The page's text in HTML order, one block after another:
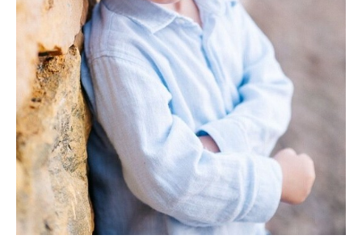
POP MUSICIENS
TALENTS INTERNATIONAUX
CANDIDATURE
NOS AGENCES